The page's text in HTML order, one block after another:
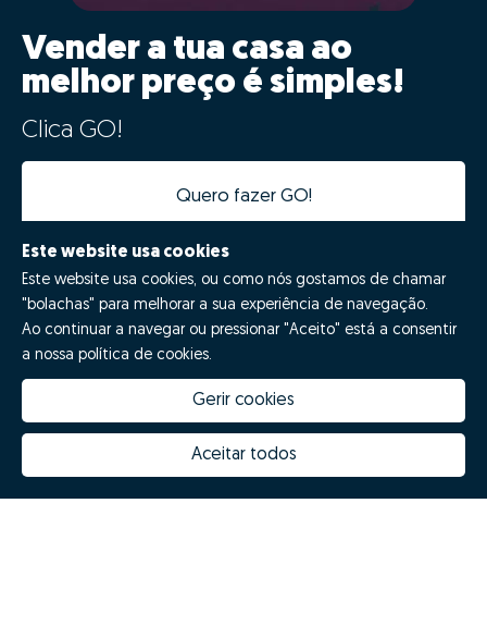
Vender a tua casa ao
melhor preço é simples!
Clica GO!
Quero fazer GO!
Porquê escolher a Zome
Prémios
Inovação Zome
Hubs Zome
Contactos
Este website usa cookies
Este website usa cookies, ou como nós gostamos de chamar
"bolachas" para melhorar a sua experiência de navegação.
Ao continuar a navegar ou pressionar "Aceito" está a consentir
a nossa política de cookies.
Gerir cookies
Aceitar todos